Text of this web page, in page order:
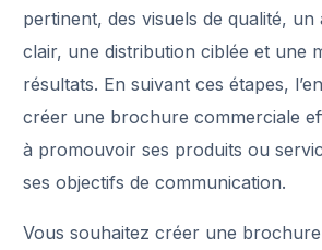
pertinent, des visuels de qualité, un
clair, une distribution ciblée et une
résultats. En suivant ces étapes,
créer une brochure commerciale
à promouvoir ses produits ou
ses objectifs de communication.
Vous souhaitez créer une